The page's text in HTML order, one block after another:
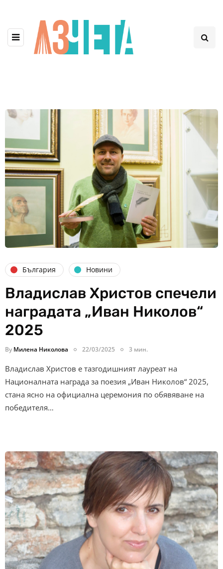
България Новини
Владислав Христов спечели
наградата „Иван Николов“
2025
By Милена Николова 22/03/2025 3 мин.
Владислав Христов е тазгодишният лауреат на
Националната награда за поезия „Иван Николов“ 2025,
стана ясно на официална церемония по обявяване на
победителя…